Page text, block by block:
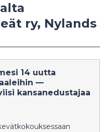
ry, Nylands
14 uutta
—
kansanedustajaa